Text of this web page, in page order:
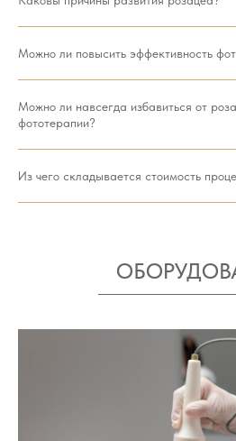
Можно ли повысить эффективность
Можно ли навсегда избавиться от
фототерапии?
Из чего складывается стоимость